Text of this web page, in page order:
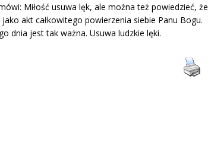
Miłość usuwa lęk, ale można też powiedzieć, że
akt całkowitego powierzenia siebie Panu Bogu.
dnia jest tak ważna. Usuwa ludzkie lęki.